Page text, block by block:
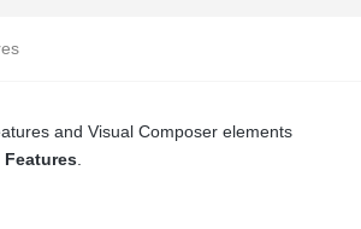
and Visual Composer elements
Features